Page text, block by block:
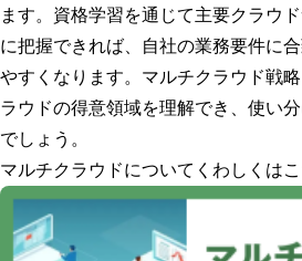
ます。資格学習を通じて主要クラウ
に把握できれば、自社の業務要件に
やすくなります。マルチクラウド戦
ラウドの得意領域を理解でき、使い
でしょう。
マルチクラウドについてくわしくは